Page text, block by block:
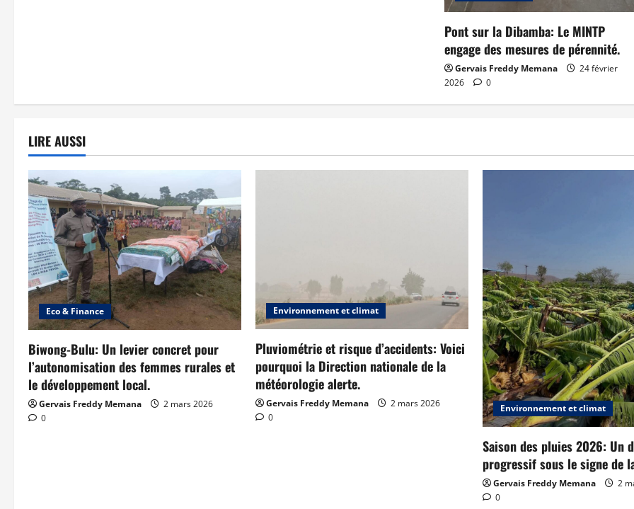
Pont sur la Dibamba: Le MINTP
engage des mesures de pérennité.
Gervais Freddy Memana
24 février
2026
0
LIRE AUSSI
Eco & Finance
Biwong-Bulu: Un levier concret pour
l’autonomisation des femmes rurales et
le développement local.
Gervais Freddy Memana
2 mars 2026
0
Environnement et climat
Pluviométrie et risque d’accidents: Voici
pourquoi la Direction nationale de la
météorologie alerte.
Gervais Freddy Memana
2 mars 2026
0
Environnement et climat
Saison des pluies 2026: Un
progressif sous le signe de
Gervais Freddy Memana
2
0